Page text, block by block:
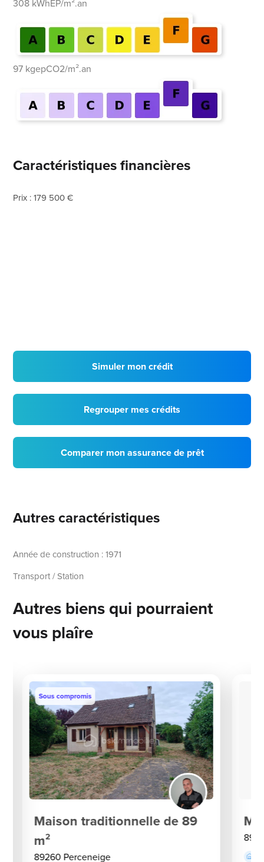
308 kWhEP/m².an
97 kgepCO2/m².an
Caractéristiques financières
Prix : 179 500 €
Simuler mon crédit
Regrouper mes crédits
Comparer mon assurance de prêt
Autres caractéristiques
Année de construction : 1971
Transport / Station
Autres biens qui pourraient
vous plaîre
Sous compromis
Maison traditionnelle de 89
m²
89260 Perceneige